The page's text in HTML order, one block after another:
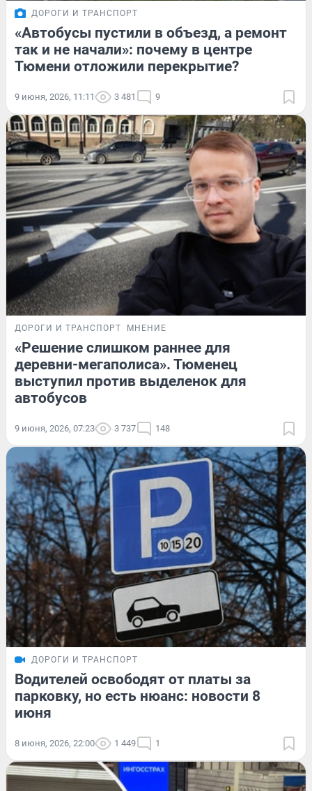
ДОРОГИ И ТРАНСПОРТ
«Автобусы пустили в объезд, а ремонт
так и не начали»: почему в центре
Тюмени отложили перекрытие?
9 июня, 2026, 11:11 3 481 9
ДОРОГИ И ТРАНСПОРТ МНЕНИЕ
«Решение слишком раннее для
деревни-мегаполиса». Тюменец
выступил против выделенок для
автобусов
9 июня, 2026, 07:23 3 737 148
ДОРОГИ И ТРАНСПОРТ
Водителей освободят от платы за
парковку, но есть нюанс: новости 8
июня
8 июня, 2026, 22:00 1 449 1